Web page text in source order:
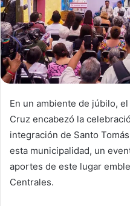
En un ambiente de júbilo,
Cruz encabezó la
integración de Santo
esta municipalidad, un
aportes de este lugar
Centrales.